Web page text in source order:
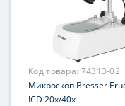
Код товара: 74313-02
Микроскоп Bresser
ICD 20x/40x